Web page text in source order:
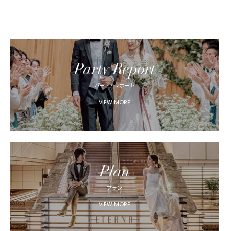
Party Report
パーティレポート
VIEW MORE
Plan
プラン
VIEW MORE